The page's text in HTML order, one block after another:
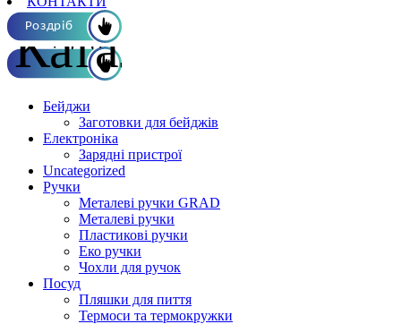
Роздріб
Каталог ОПТ
Бейджи
Заготовки для бейджів
Електроніка
Зарядні пристрої
Uncategorized
Ручки
Металеві ручки GRAD
Металеві ручки
Пластикові ручки
Еко ручки
Чохли для ручок
Посуд
Пляшки для пиття
Термоси та термокружки